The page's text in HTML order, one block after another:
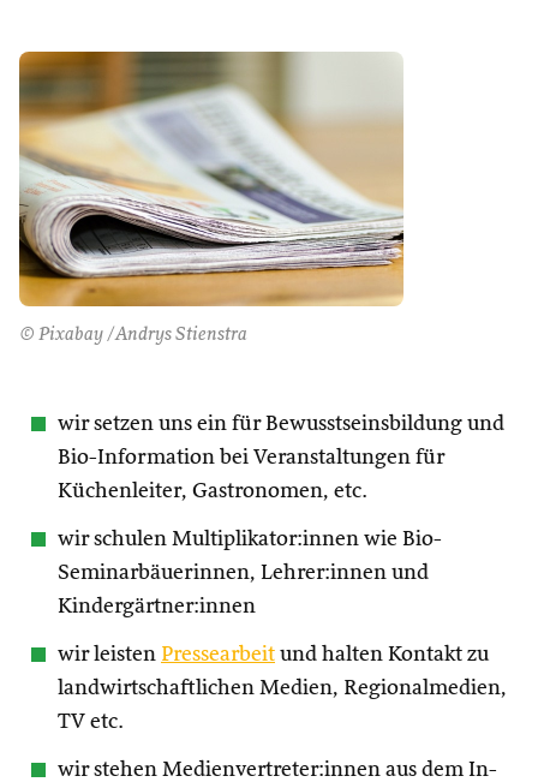
© Pixabay /Andrys Stienstra
wir setzen uns ein für Bewusstseinsbildung und
Bio-Information bei Veranstaltungen für
Küchenleiter, Gastronomen, etc.
wir schulen Multiplikator:innen wie Bio-
Seminarbäuerinnen, Lehrer:innen und
Kindergärtner:innen
wir leisten Pressearbeit und halten Kontakt zu
landwirtschaftlichen Medien, Regionalmedien,
TV etc.
wir stehen Medienvertreter:innen aus dem In-